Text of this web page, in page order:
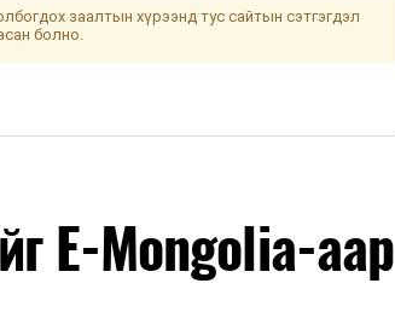
заалтын хүрээнд тус сайтын сэтгэгдэл
болно.
E-Mongolia-аар